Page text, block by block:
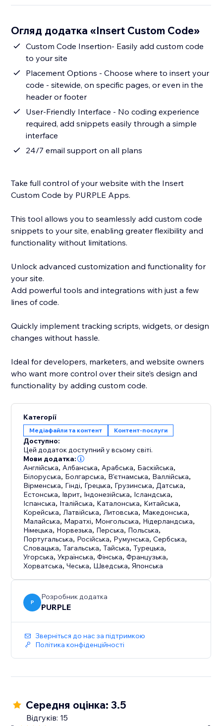
Огляд додатка «Insert Custom Code»
Custom Code Insertion- Easily add custom code
to your site
Placement Options - Choose where to insert your
code - sitewide, on specific pages, or even in the
header or footer
User-Friendly Interface - No coding experience
required, add snippets easily through a simple
interface
24/7 email support on all plans
Take full control of your website with the Insert
Custom Code by PURPLE Apps.
This tool allows you to seamlessly add custom code
snippets to your site, enabling greater flexibility and
functionality without limitations.
Unlock advanced customization and functionality for
your site.
Add powerful tools and integrations with just a few
lines of code.
Quickly implement tracking scripts, widgets, or design
changes without hassle.
Ideal for developers, marketers, and website owners
who want more control over their site’s design and
functionality by adding custom code.
Категорії
Медіафайли та контент Контент‑послуги
Доступно:
Цей додаток доступний у всьому світі.
Мови додатка:
Англійська, Албанська, Арабська, Баскійська,
Білоруська, Болгарська, В'єтнамська, Валлійська,
Вірменська, Гінді, Грецька, Грузинська, Датська,
Естонська, Іврит, Індонезійська, Ісландська,
Іспанська, Італійська, Каталонська, Китайська,
Корейська, Латвійська, Литовська, Македонська,
Малайська, Маратхі, Монгольська, Нідерландська,
Німецька, Норвезька, Перська, Польська,
Португальська, Російська, Румунська,Сербська,
Словацька,Тагальська,Тайська,Турецька,
Угорська,Українська,Фінська,Французька,
Хорватська,Чеська, Шведська,Японська
P
Розробник додатка
PURPLE
Зверніться до нас за підтримкою
Політика конфіденційності
Середня оцінка: 3.5
Відгуків: 15